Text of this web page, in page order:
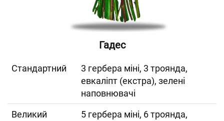
Гадес
Cтандартний
3 гербера міні, 3 троянда,
евкаліпт (екстра), зелені
наповнювачі
Великий
5 гербера міні, 6 троянда,